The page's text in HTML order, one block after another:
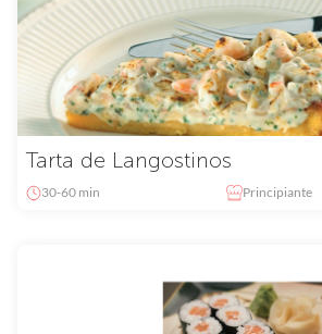
Tarta de Langostinos
30-60 min Principiante